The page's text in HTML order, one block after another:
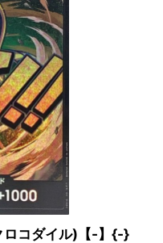
ロコダイル)【-】{-}